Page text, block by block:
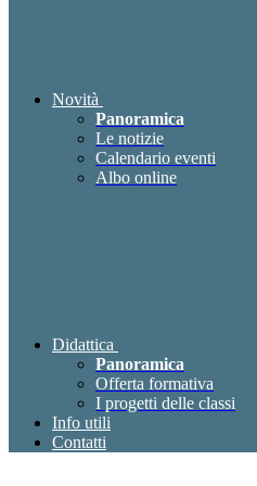
Novità
Panoramica
Le notizie
Calendario eventi
Albo online
Didattica
Panoramica
Offerta formativa
I progetti delle classi
Info utili
Contatti